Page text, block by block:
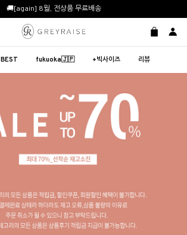
🚚[again] 8월, 전상품 무료배송
BEST fukuoka🇯🇵 +빅사이즈 리뷰